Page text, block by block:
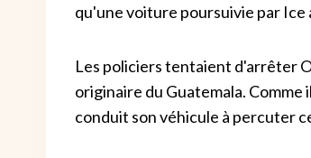
qu'une voiture poursuivie par Ice
Les policiers tentaient d'arrêter
originaire du Guatemala. Comme
conduit son véhicule à percuter